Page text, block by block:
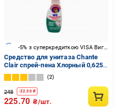
-5% з суперкредиткою VISA Вигода
Средство для унитаза Chante
Clair спрей-пена Хлорный 0,625 л
57192
2
248 -22.30₴
225.70 ₴/шт.